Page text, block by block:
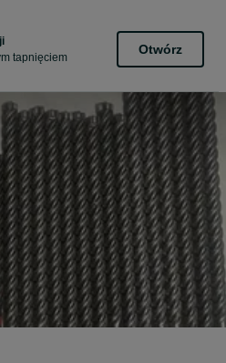
tapnięciem
Otwórz